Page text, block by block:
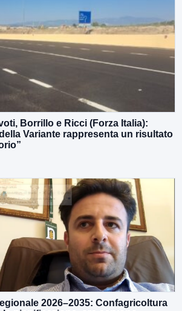
Borrillo e Ricci (Forza Italia):
Variante rappresenta un risultato
2026–2035: Confagricoltura